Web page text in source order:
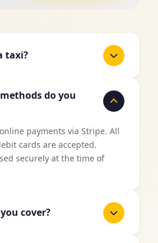
taxi?
enter your pickup location
date and time, and then
vehicle type. You'll get an
before confirming your
do you
payments via Stripe. All
cards are accepted.
securely at the time of
cover?